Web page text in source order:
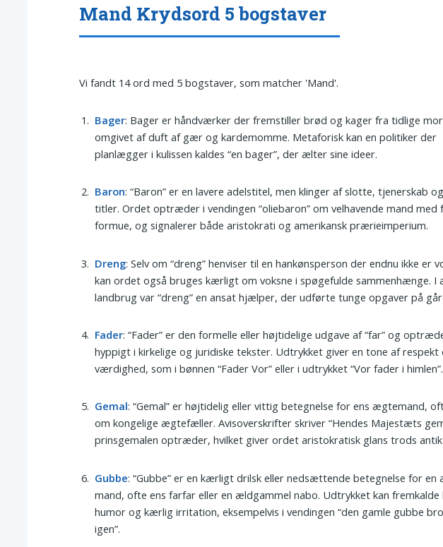
Mand Krydsord 5 bogstaver
Vi fandt 14 ord med 5 bogstaver, som matcher 'Mand'.
Bager: Bager er håndværker der fremstiller brød og kager fra tidlige
omgivet af duft af gær og kardemomme. Metaforisk kan en politiker der
planlægger i kulissen kaldes “en bager”, der ælter sine ideer.
Baron: “Baron” er en lavere adelstitel, men klinger af slotte, tjenerskab
titler. Ordet optræder i vendingen “oliebaron” om velhavende mand med
formue, og signalerer både aristokrati og amerikansk prærieimperium.
Dreng: Selv om “dreng” henviser til en hankønsperson der endnu ikke er
kan ordet også bruges kærligt om voksne i spøgefulde sammenhænge. I
landbrug var “dreng” en ansat hjælper, der udførte tunge opgaver på
Fader: “Fader” er den formelle eller højtidelige udgave af “far” og
hyppigt i kirkelige og juridiske tekster. Udtrykket giver en tone af respekt
værdighed, som i bønnen “Fader Vor” eller i udtrykket “Vor fader i himlen”.
Gemal: “Gemal” er højtidelig eller vittig betegnelse for ens ægtemand,
om kongelige ægtefæller. Avisoverskrifter skriver “Hendes Majestæts
prinsgemalen optræder, hvilket giver ordet aristokratisk glans trods antik
Gubbe: “Gubbe” er en kærligt drilsk eller nedsættende betegnelse for en
mand, ofte ens farfar eller en ældgammel nabo. Udtrykket kan fremkalde
humor og kærlig irritation, eksempelvis i vendingen “den gamle gubbe
igen”.